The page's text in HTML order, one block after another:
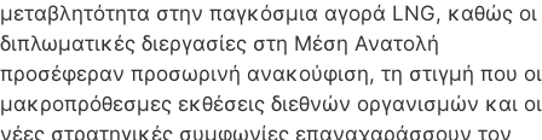
μεταβλητότητα στην παγκόσμια αγορά LNG, καθώς οι
διπλωματικές διεργασίες στη Μέση Ανατολή
προσέφεραν προσωρινή ανακούφιση, τη στιγμή που οι
μακροπρόθεσμες εκθέσεις διεθνών οργανισμών και οι
νέες στρατηγικές συμφωνίες επαναχαράσσουν τον